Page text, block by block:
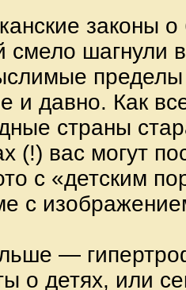
законы о
смело шагнули
и давно. Как
страны
(!) вас могут
с «детским
с
—
о детях, или